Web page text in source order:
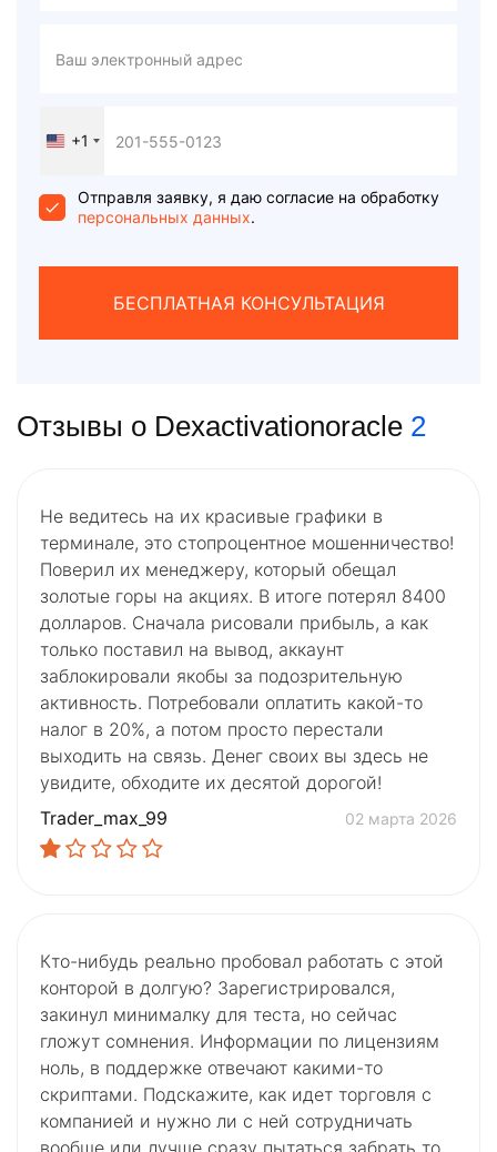
United
+1
+1
Отправля заявку, я даю согласие на обработку
персональных данных.
БЕСПЛАТНАЯ КОНСУЛЬТАЦИЯ
Отзывы о Dexactivationoracle 2
Не ведитесь на их красивые графики в
терминале, это стопроцентное мошенничество!
Поверил их менеджеру, который обещал
золотые горы на акциях. В итоге потерял 8400
долларов. Сначала рисовали прибыль, а как
только поставил на вывод, аккаунт
заблокировали якобы за подозрительную
активность. Потребовали оплатить какой-то
налог в 20%, а потом просто перестали
выходить на связь. Денег своих вы здесь не
увидите, обходите их десятой дорогой!
Trader_max_99
02 марта 2026
Кто-нибудь реально пробовал работать с этой
конторой в долгую? Зарегистрировался,
закинул минималку для теста, но сейчас
гложут сомнения. Информации по лицензиям
ноль, в поддержке отвечают какими-то
скриптами. Подскажите, как идет торговля с
компанией и нужно ли с ней сотрудничать